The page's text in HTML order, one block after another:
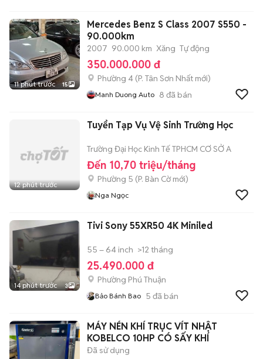
11 phút trước 15
Mercedes Benz S Class 2007 S550 -
90.000km
2007 90.000 km Xăng Tự động
350.000.000 đ
Phường 4 (P. Tân Sơn Nhất mới)
Manh Duong Auto 8 đã bán
12 phút trước
Tuyển Tạp Vụ Vệ Sinh Trường Học
Trường Đại Học Kinh Tế TPHCM CƠ SỞ A
Đến 10,70 triệu/tháng
Phường 5 (P. Bàn Cờmới)
Nga Ngọc
14 phút trước 3
Tivi Sony 55XR50 4K Miniled
55 – 64 inch >12 tháng
25.490.000 đ
Phường Phú Thuận
Bảo Bánh Bao 5 đã bán
MÁY NÉN KHÍ TRỤC VÍT NHẬT
KOBELCO 10HP CÓ SẤY KHÍ
Đã sử dụng